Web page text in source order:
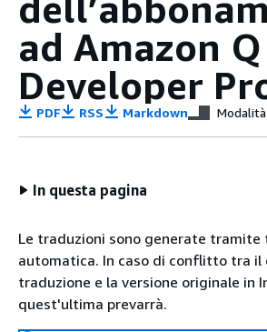
ad Amazon Q
Developer
PDF RSS Markdown
In questa pagina
Le traduzioni sono generate tramite
automatica. In caso di conflitto tra il
traduzione e la versione originale in
quest'ultima prevarrà.